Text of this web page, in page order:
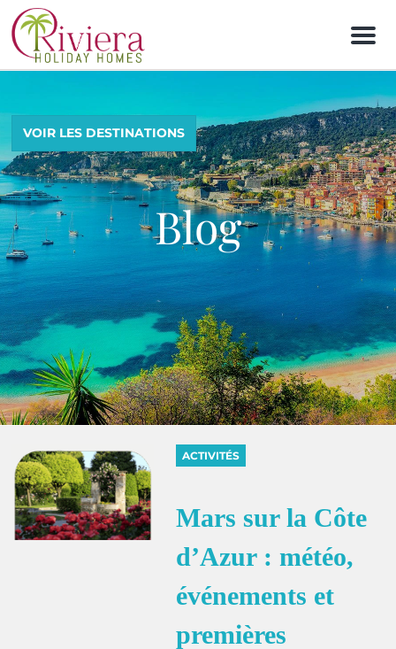
M
n
VOIR LES DESTINATIONS
Blog
ACTIVITÉS
Mars sur la Côte
d’Azur : météo,
événements et
premières